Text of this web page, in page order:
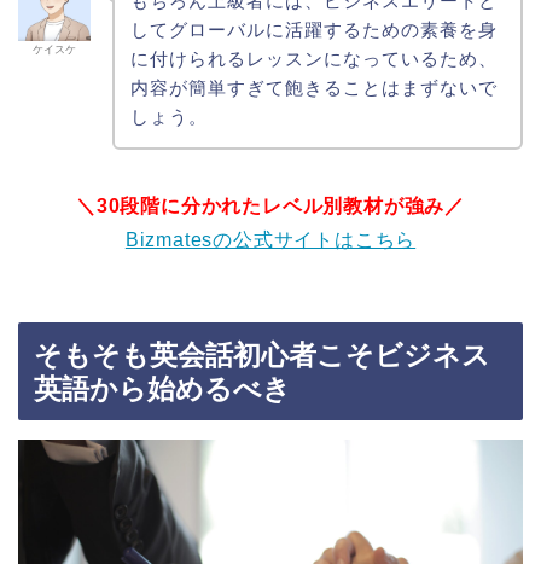
ケイスケ
してグローバルに活躍するための素養を身
に付けられるレッスンになっているため、
内容が簡単すぎて飽きることはまずないで
しょう。
＼30段階に分かれたレベル別教材が強み／
Bizmatesの公式サイトはこちら
そもそも英会話初心者こそビジネス
英語から始めるべき